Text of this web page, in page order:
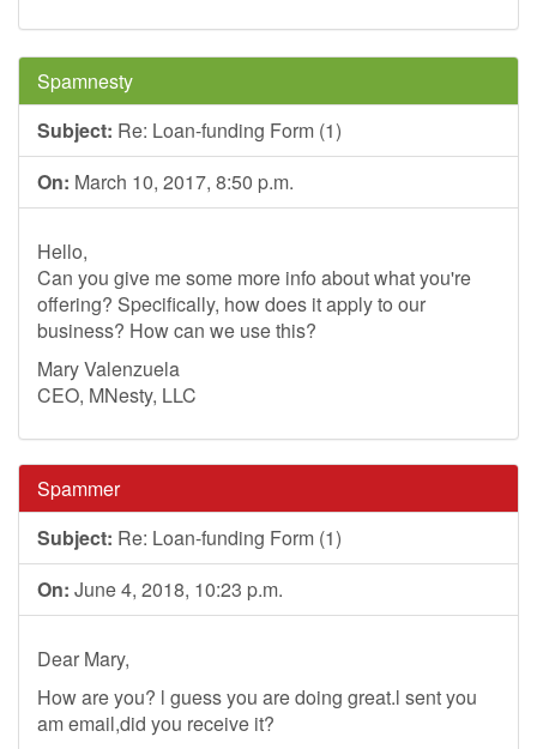
Spamnesty
Subject: Re: Loan-funding Form (1)
On: March 10, 2017, 8:50 p.m.
Hello,
Can you give me some more info about what you're
offering? Specifically, how does it apply to our
business? How can we use this?
Mary Valenzuela
CEO, MNesty, LLC
Spammer
Subject: Re: Loan-funding Form (1)
On: June 4, 2018, 10:23 p.m.
Dear Mary,
How are you? l guess you are doing great.l sent you
am email,did you receive it?